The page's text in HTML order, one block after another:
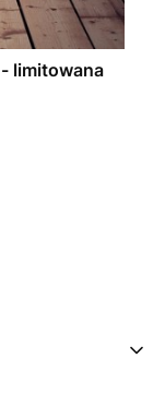
limitowana